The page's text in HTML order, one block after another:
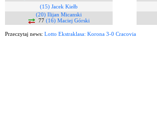
(15) Jacek Kiełb
(20) Ilijan Micanski
77 (16) Maciej Górski
Przeczytaj news: Lotto Ekstraklasa: Korona 3-0 Cracovia